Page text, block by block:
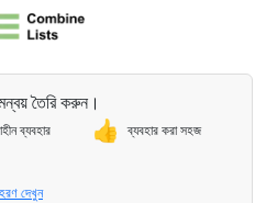
তৈরি করুন।
ব্যবহার 👍 ব্যবহার করা সহজ
দেখুন